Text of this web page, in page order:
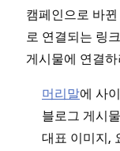
캠페인으로 바
로 연결되는 링
게시물에 연결
머리말에 사
블로그 게시
대표 이미지,